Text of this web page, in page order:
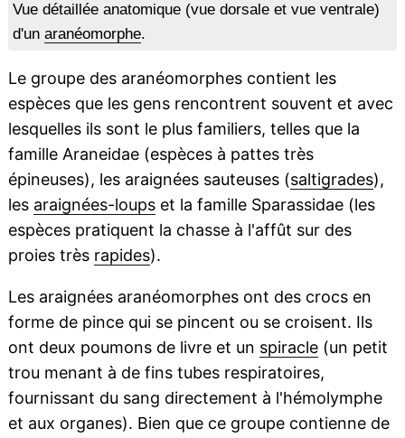
Vue détaillée anatomique (vue dorsale et vue ventrale)
d'un aranéomorphe.
Le groupe des aranéomorphes contient les
espèces que les gens rencontrent souvent et avec
lesquelles ils sont le plus familiers, telles que la
famille Araneidae (espèces à pattes très
épineuses), les araignées sauteuses (saltigrades),
les araignées-loupset la famille Sparassidae (les
espèces pratiquent la chasse à l'affût sur des
proies très rapides).
Les araignées aranéomorphes ont des crocs en
forme de pince qui se pincent ou se croisent. Ils
ont deux poumons de livre et un spiracle(un petit
trou menant à de fins tubes respiratoires,
fournissant du sang directement à l'hémolymphe
et aux organes). Bien que ce groupe contienne de